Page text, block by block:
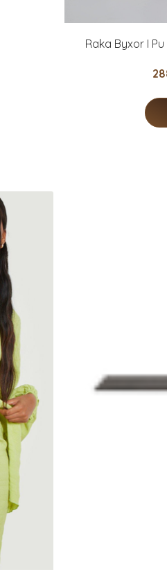
Raka Byxor I